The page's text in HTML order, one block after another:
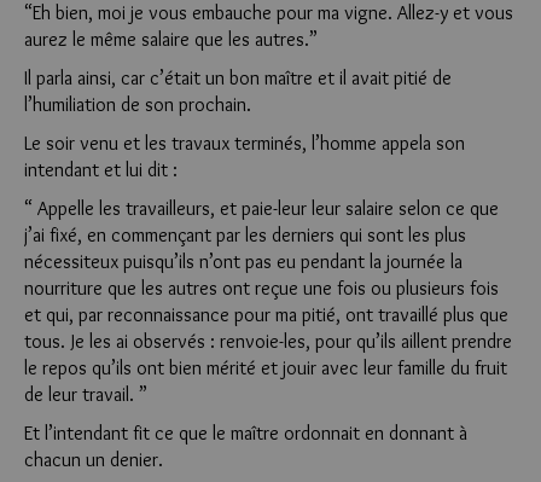
“Eh bien, moi je vous embauche pour ma vigne. Allez-y et vous
aurez le même salaire que les autres.”
Il parla ainsi, car c’était un bon maître et il avait pitié de
l’humiliation de son prochain.
Le soir venu et les travaux terminés, l’homme appela son
intendant et lui dit :
“ Appelle les travailleurs, et paie-leur leur salaire selon ce que
j’ai fixé, en commençant par les derniers qui sont les plus
nécessiteux puisqu’ils n’ont pas eu pendant la journée la
nourriture que les autres ont reçue une fois ou plusieurs fois
et qui, par reconnaissance pour ma pitié, ont travaillé plus que
tous. Je les ai observés : renvoie-les, pour qu’ils aillent prendre
le repos qu’ils ont bien mérité et jouir avec leur famille du fruit
de leur travail. ”
Et l’intendant fit ce que le maître ordonnait en donnant à
chacun un denier.